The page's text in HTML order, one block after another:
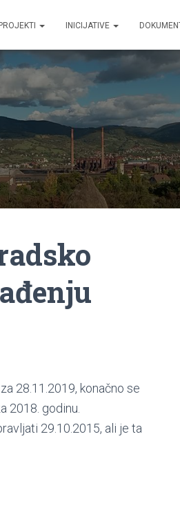
PROJEKTI INICIJATIVE
28.11.2019, konačno se
2018. godinu.
29.10.2015, ali je ta